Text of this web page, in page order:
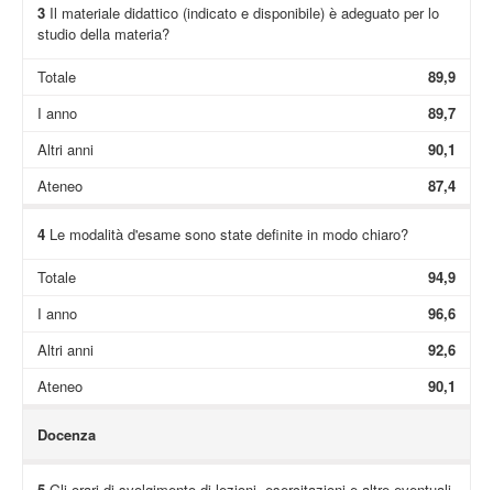
3Il materiale didattico (indicato e disponibile) è adeguato per lo
studio della materia?
Totale
89,9
I anno
89,7
Altri anni
90,1
Ateneo
87,4
4Le modalità d'esame sono state definite in modo chiaro?
Totale
94,9
I anno
96,6
Altri anni
92,6
Ateneo
90,1
Docenza